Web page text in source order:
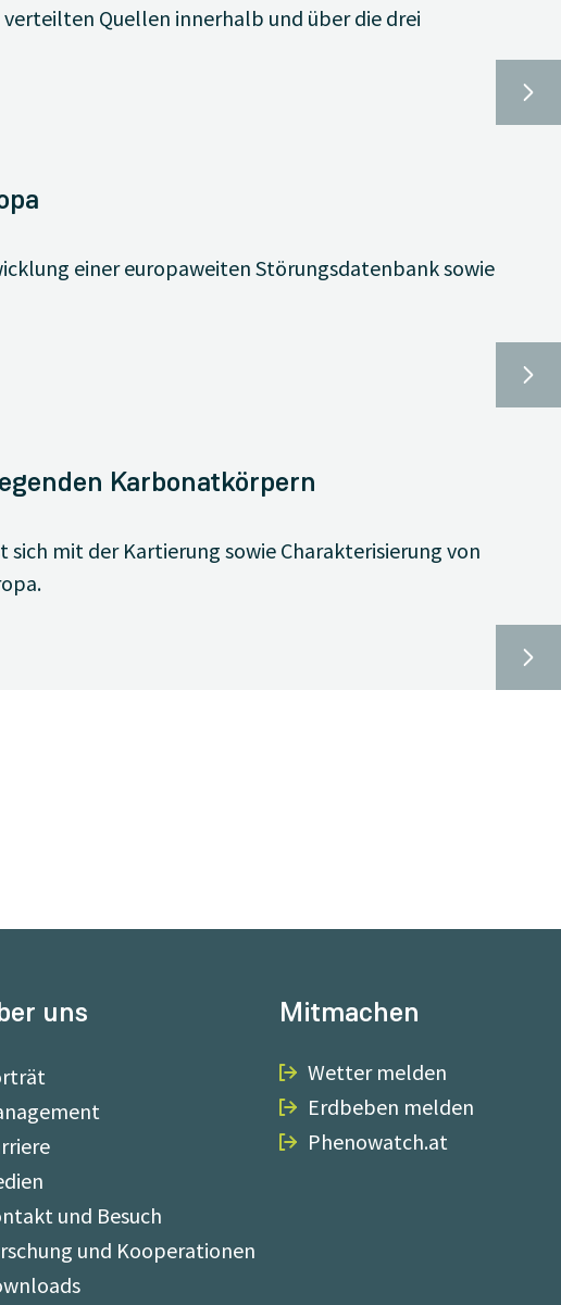
Quellen innerhalb und über die drei
einer europaweiten Störungsdatenbank sowie
Karbonatkörpern
mit der Kartierung sowie Charakterisierung von
uns
und Besuch
und Kooperationen
Mitmachen
Wetter melden
Erdbeben melden
Phenowatch.at